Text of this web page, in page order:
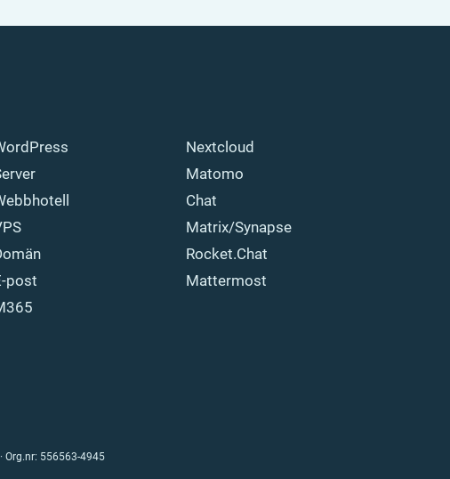
post
Nextcloud
Matomo
Chat
Matrix/Synapse
Rocket.Chat
Mattermost
· Org.nr: 556563-4945